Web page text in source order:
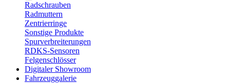
Radschrauben
Radmuttern
Zentrierringe
Sonstige Produkte
Spurverbreiterungen
RDKS-Sensoren
Felgenschlösser
Digitaler Showroom
Fahrzeuggalerie